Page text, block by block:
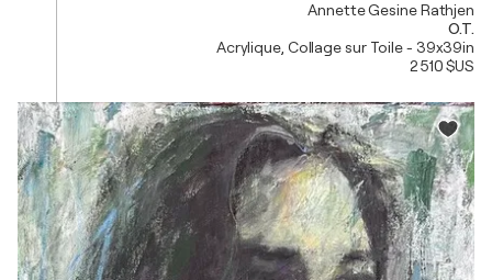
Annette Gesine Rathjen
O.T.
Acrylique, Collage sur Toile - 39x39in
2 510 $US